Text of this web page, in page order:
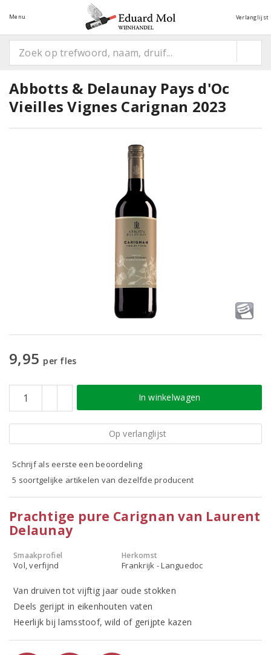
Menu Verlanglijst
Abbotts & Delaunay Pays d'Oc
Vieilles Vignes Carignan 2023
9,95 per fles
In winkelwagen
Op verlanglijst
Schrijf als eerste een beoordeling
5 soortgelijke artikelen van dezelfde producent
Prachtige pure Carignan van Laurent
Delaunay
Smaakprofiel
Vol, verfijnd
Herkomst
Frankrijk - Languedoc
Van druiven tot vijftig jaar oude stokken
Deels gerijpt in eikenhouten vaten
Heerlijk bij lamsstoof, wild of gerijpte kazen